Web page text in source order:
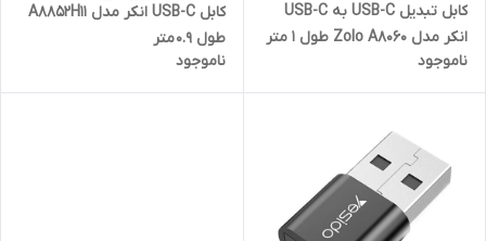
کابل تبدیل USB-C به USB-C
انکر مدل Zolo A8060 طول 1 متر
ناموجود
کابل USB-C انکر مدل A8852H11
طول 0.9 متر
ناموجود